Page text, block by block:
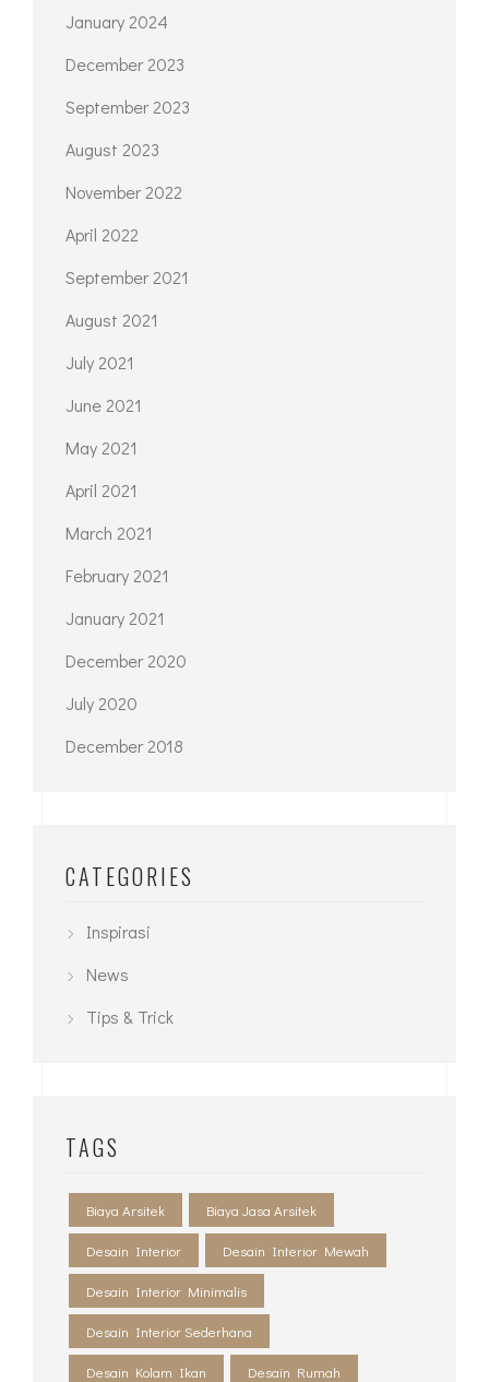
January 2024
December 2023
September 2023
August 2023
November 2022
April 2022
September 2021
August 2021
July 2021
June 2021
May 2021
April 2021
March 2021
February 2021
January 2021
December 2020
July 2020
December 2018
CATEGORIES
Inspirasi
News
Tips & Trick
TAGS
Biaya Arsitek Biaya Jasa Arsitek
Desain Interior Desain Interior Mewah
Desain Interior Minimalis
Desain Interior Sederhana
Desain Kolam Ikan Desain Rumah